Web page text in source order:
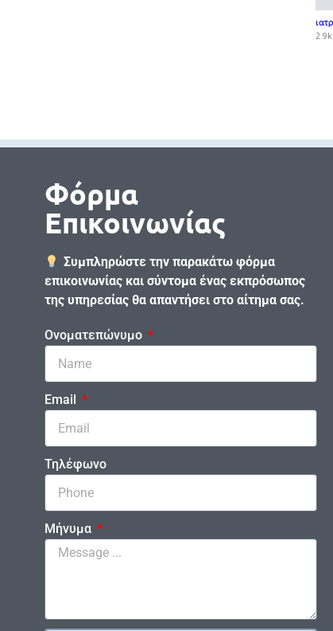
Φόρμα
Επικοινωνίας
Συμπληρώστε την παρακάτω φόρμα
επικοινωνίας και σύντομα ένας εκπρόσωπος
της υπηρεσίας θα απαντήσει στο αίτημα σας.
Ονοματεπώνυμο
Email
Τηλέφωνο
Μήνυμα